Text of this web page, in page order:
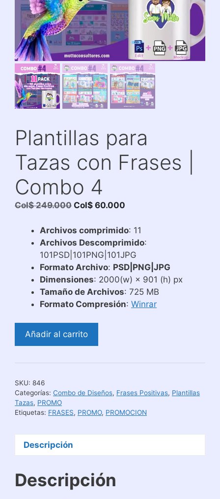
Plantillas para
Tazas con Frases |
Combo 4
Col$249.000 El
original
era:
Col$ 249.000.
Col$ 60.000
actual
es:
Col$ 60.000.
Archivos comprimido: 11
Archivos Descomprimido:
101PSD|101PNG|101JPG
Formato Archivo: PSD|PNG|JPG
Dimensiones: 2000(w) × 901 (h) px
Tamaño de Archivos: 725 MB
Formato Compresión: Winrar
Plantillas
con
|
Combo
4
Añadir al carrito
SKU: 846
Categorías: Combo de Diseños, Frases Positivas, Plantillas
Tazas, PROMO
Etiquetas: FRASES, PROMO, PROMOCION
Descripción
Descripción